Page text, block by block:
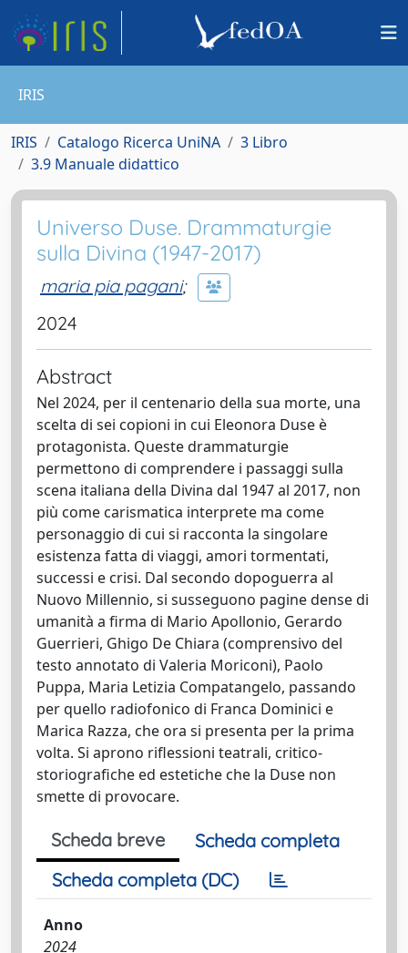
IRIS
IRIS Catalogo Ricerca UniNA
3 Libro
3.9 Manuale didattico
Universo Duse. Drammaturgie
sulla Divina (1947-2017)
maria pia pagani;
2024
Abstract
Nel 2024, per il centenario della sua morte, una
scelta di sei copioni in cui Eleonora Duse è
protagonista. Queste drammaturgie
permettono di comprendere i passaggi sulla
scena italiana della Divina dal 1947 al 2017, non
più come carismatica interprete ma come
personaggio di cui si racconta la singolare
esistenza fatta di viaggi, amori tormentati,
successi e crisi. Dal secondo dopoguerra al
Nuovo Millennio, si susseguono pagine dense di
umanità a firma di Mario Apollonio, Gerardo
Guerrieri, Ghigo De Chiara (comprensivo del
testo annotato di Valeria Moriconi), Paolo
Puppa, Maria Letizia Compatangelo, passando
per quello radiofonico di Franca Dominici e
Marica Razza, che ora si presenta per la prima
volta. Si aprono riflessioni teatrali, critico-
storiografiche ed estetiche che la Duse non
smette di provocare.
Scheda breve
Scheda completa
Scheda completa (DC)
Anno
2024